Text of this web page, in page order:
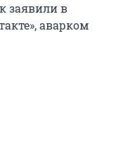
заявили в
аварком